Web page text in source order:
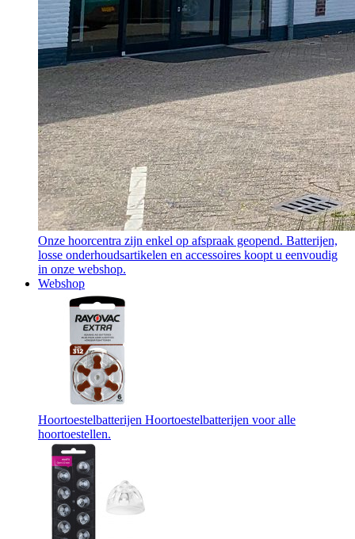
Onze hoorcentra zijn enkel op afspraak geopend. Batterijen,
losse onderhoudsartikelen en accessoires koopt u eenvoudig
in onze webshop.
Webshop
Hoortoestelbatterijen Hoortoestelbatterijen voor alle
hoortoestellen.